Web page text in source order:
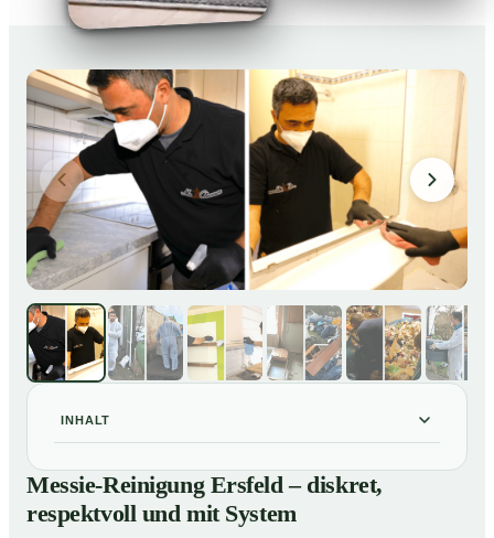
INHALT
Messie-Reinigung Ersfeld – diskret, respektvoll und
mit System
Warum professionelle Hilfe bei einer Messie-Wohnung
Messie-Reinigung Ersfeld – diskret,
respektvoll und mit System